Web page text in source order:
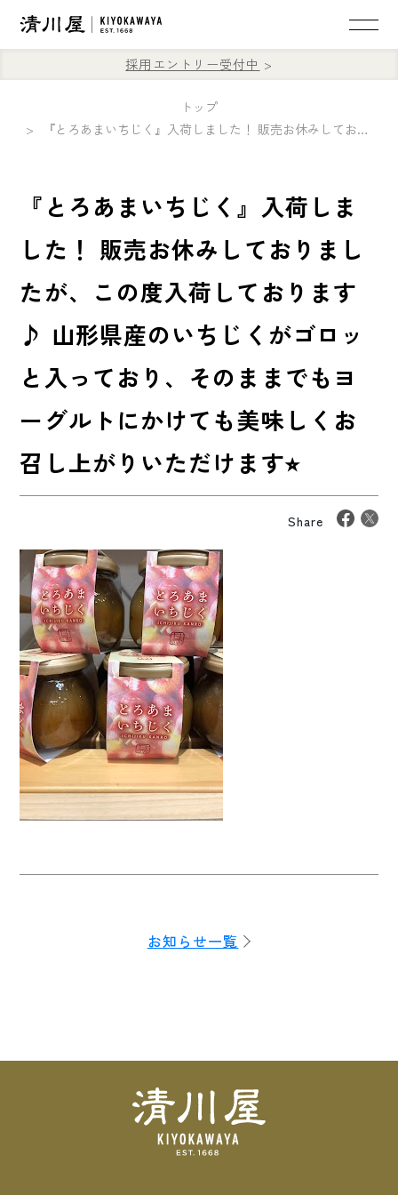
採用エントリー受付中
トップ
『とろあまいちじく』入荷しました！ 販売お休みしておりましたが、この度入荷しております♪ 山形県産のいちじくがゴロッと入っており、そのままでもヨーグルトにかけても美味しくお召し上がりいただけます⭐︎
『とろあまいちじく』入荷しま
した！ 販売お休みしておりまし
たが、この度入荷しております
♪ 山形県産のいちじくがゴロッ
と入っており、そのままでもヨ
ーグルトにかけても美味しくお
召し上がりいただけます⭐︎
Share
お知らせ一覧